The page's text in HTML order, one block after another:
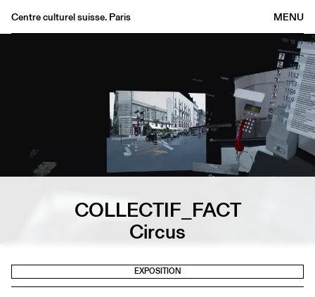
MENU
Centre culturel suisse. Paris
Éditions
Informations
COLLECTIF_FACT
Circus
EXPOSITION